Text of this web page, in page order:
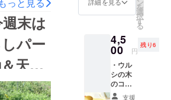
たので感
この日
クトで誕
体験
ストレー
をさせて
た！#ウ
ーメ
箱にはウ
かけ
れた「縄
栽活動＆
末は
しパー
天ぷ
応援し
た
い！！
と思っ
てくだ
さった
方のた
す）
外
4.7 長
さ
12.3
高さ2.6
センチ
容
量：
詳細を見る を
選
択
す
る
4,5
00 円
残り6
・ウル
シの木
のコー
ヒーメ
支援